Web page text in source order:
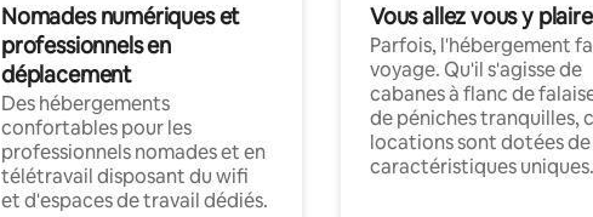
Nomades numériques et
professionnels en
déplacement
Des hébergements
confortables pour les
professionnels nomades et en
télétravail disposant du wifi
et d'espaces de travail dédiés.
Vous allez vous y plaire
Parfois, l'hébergement
voyage. Qu'il s'agisse de
cabanes à flanc de
de péniches tranquilles,
locations sont dotées de
caractéristiques uniques.